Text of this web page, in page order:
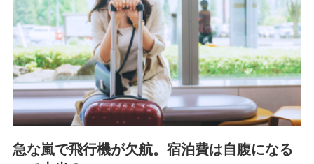
急な嵐で飛行機が欠航。宿泊費は自腹になる